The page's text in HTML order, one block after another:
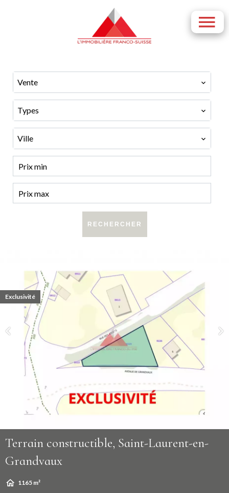
Vente
Types
Ville
RECHERCHER
Terrain constructible, Saint-Laurent-en-
Grandvaux
1165 m²
Exclusivité